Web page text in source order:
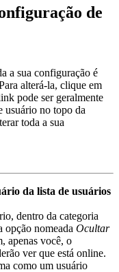
de
a sua configuração é
alterá-la, clique em
pode ser geralmente
usuário no topo da
toda a sua
da lista de usuários
dentro da categoria
opção nomeada Ocultar
apenas você, o
ver que está online.
como um usuário